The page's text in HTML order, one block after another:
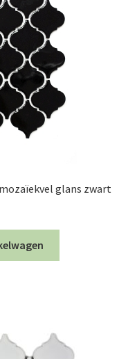
glans zwart